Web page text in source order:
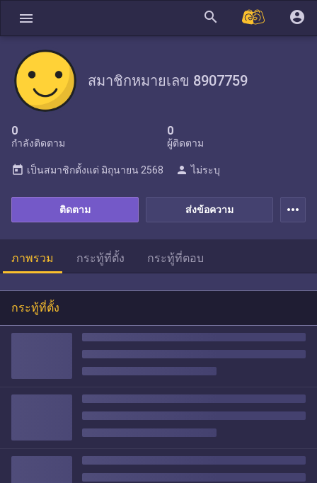
menu search account_circle
สมาชิกหมายเลข 8907759
0
กำลังติดตาม
0
ผู้ติดตาม
ส่งข้อความ
ติดตาม
today เป็นสมาชิกตั้งแต่ มิถุนายน 2568 person ไม่ระบุ
more_horiz
ภาพรวม กระทู้ที่ตั้ง กระทู้ที่ตอบ
กระทู้ที่ตั้ง